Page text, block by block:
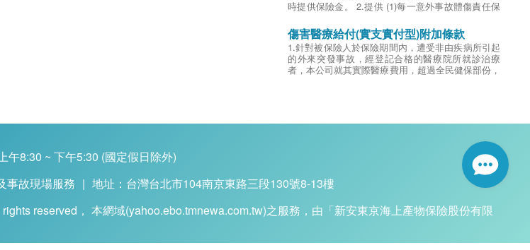
時提供保險金。 2.提供 (1)每一意外事故體傷責任保
險，10萬的保額選擇。 (3)保險期間內最高賠償責任
保險，60萬的保額選擇。
傷害醫療給付(實支實付型)附加條款
1.針對被保險人於保險期間內，遭受非由疾病所引起
的外來突發事故，經登記合格的醫療院所就診治療
者，本公司就其實際醫療費用，超過全民健保部份，
午8:30 ~ 下午5:30 (國定假日除外)
事故現場服務 | 地址：台灣台北市104南京東路三段130號8-13樓
reserved， 本網域(yahoo.ebo.tmnewa.com.tw)之服務，由「新安東京海上產物保險股份有限